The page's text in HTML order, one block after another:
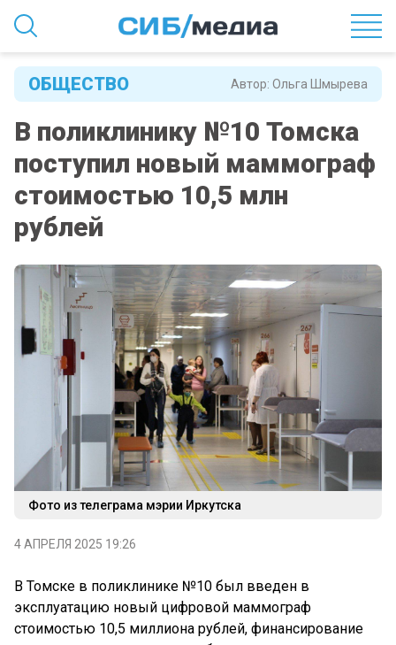
Автор: Ольга Шмырева
ОБЩЕСТВО
В поликлинику №10 Томска
поступил новый маммограф
стоимостью 10,5 млн
рублей
Фото из телеграма мэрии Иркутска
4 АПРЕЛЯ 2025 19:26
В Томске в поликлинике №10 был введен в
эксплуатацию новый цифровой маммограф
стоимостью 10,5 миллиона рублей, финансирование